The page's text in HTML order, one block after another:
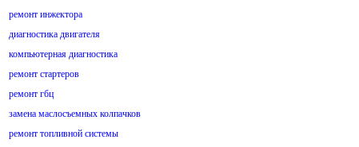
ремонт инжектора
диагностика двигателя
компьютерная диагностика
ремонт стартеров
ремонт гбц
замена маслосъемных колпачков
ремонт топливной системы